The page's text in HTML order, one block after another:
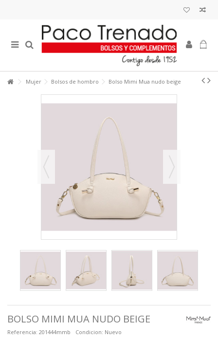
Mujer Bolsos de hombro Bolso Mimi Mua nudo beige
BOLSO MIMI MUA NUDO BEIGE
Referencia: 201444mmb Condicion: Nuevo